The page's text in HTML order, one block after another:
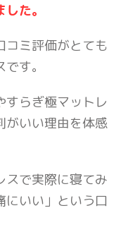
た。
コミ評価がとても
す。
すらぎ極マットレ
がいい理由を体感
スで実際に寝てみ
にいい」という口